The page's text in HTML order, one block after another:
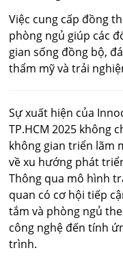
Việc cung cấp đồng
phòng ngủ giúp các
gian sống đồng bộ,
thẩm mỹ và trải
Sự xuất hiện của
TP.HCM 2025 không
không gian triển lãm
về xu hướng phát
Thông qua mô hình
quan có cơ hội tiếp
tắm và phòng ngủ
công nghệ đến tính
trình.